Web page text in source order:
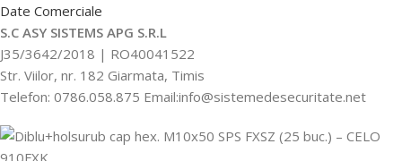
Date Comerciale
S.C ASY SISTEMS APG S.R.L
J35/3642/2018 | RO40041522
Str. Viilor, nr. 182 Giarmata, Timis
Telefon: 0786.058.875 Email:info@sistemedesecuritate.net